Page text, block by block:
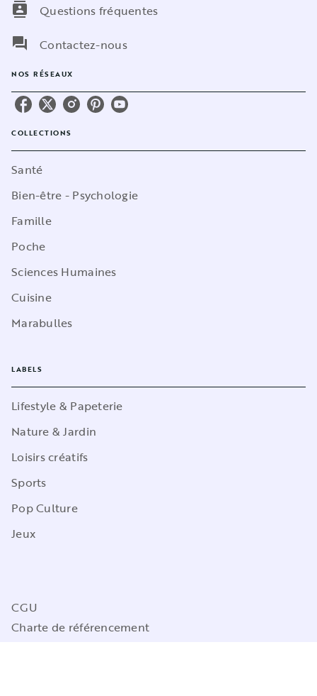
contacts
Questions fréquentes
question_answer
Contactez-nous
NOS RÉSEAUX
COLLECTIONS
Santé
Bien-être - Psychologie
Famille
Poche
Sciences Humaines
Cuisine
Marabulles
LABELS
Lifestyle & Papeterie
Nature & Jardin
Loisirs créatifs
Sports
Pop Culture
Jeux
CGU
Charte de référencement